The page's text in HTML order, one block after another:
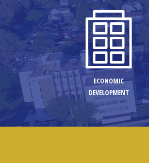
ECONOMIC
DEVELOPMENT